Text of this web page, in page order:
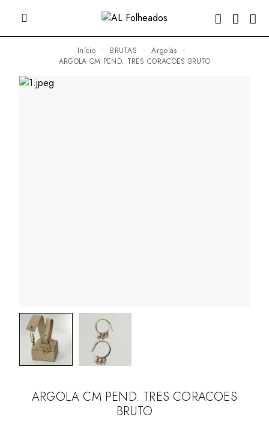
Início BRUTAS
Argolas
ARGOLA CM PEND. TRES CORACOES BRUTO
ARGOLA CM PEND. TRES CORACOES
BRUTO